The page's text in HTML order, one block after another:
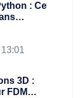
: Ce
3D :
FDM…